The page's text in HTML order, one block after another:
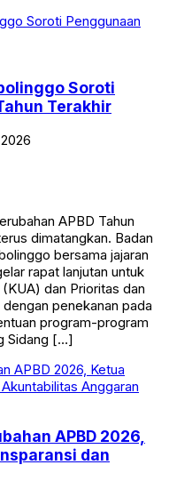
Soroti
Terakhir
APBD Tahun
dimatangkan. Badan
bersama jajaran
rapat lanjutan untuk
dan Prioritas dan
penekanan pada
program-program
Sidang […]
APBD 2026,
dan